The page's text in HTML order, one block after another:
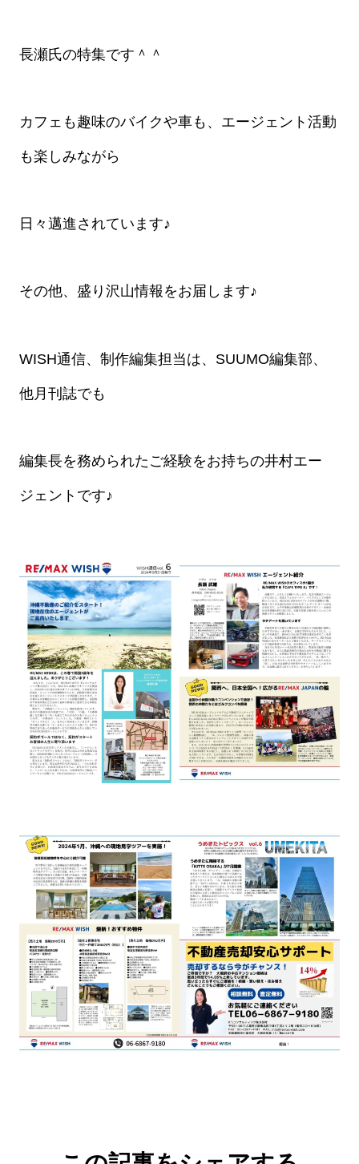
長瀬氏の特集です＾＾
カフェも趣味のバイクや車も、エージェント活動
も楽しみながら
日々邁進されています♪
その他、盛り沢山情報をお届します♪
WISH通信、制作編集担当は、SUUMO編集部、
他月刊誌でも
編集長を務められたご経験をお持ちの井村エー
ジェントです♪